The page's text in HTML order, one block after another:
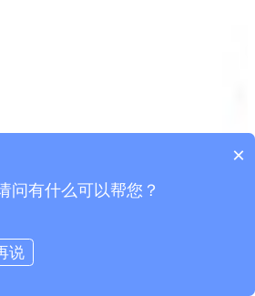
×
问有什么可以帮您？
说